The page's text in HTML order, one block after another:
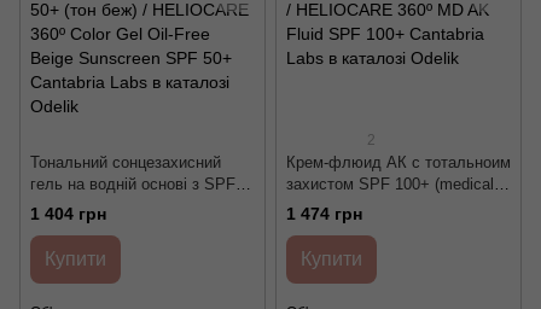
Тональний сонцезахисний
гель на водній основі з SPF
50+ (тон беж) / HELIOCARE
360º Color Gel Oil-Free Beige
Sunscreen SPF 50+ Cantabria
Labs
1 404 грн
Купити
2
Крем-флюид АК с тотальноим
захистом SPF 100+ (medical
device class I) / HELIOCARE
360º MD AK Fluid SPF 100+
Cantabria Labs
1 474 грн
Купити